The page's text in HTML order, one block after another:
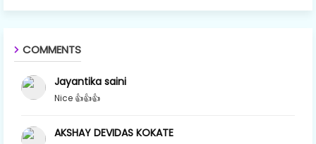
COMMENTS
Jayantika saini
Nice 👍👍👍
AKSHAY DEVIDAS KOKATE